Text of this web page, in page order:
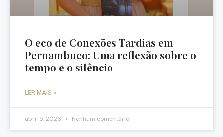
O eco de Conexões Tardias em
Pernambuco: Uma reflexão sobre o
tempo e o silêncio
LER MAIS »
abril 9, 2026 Nenhum comentário